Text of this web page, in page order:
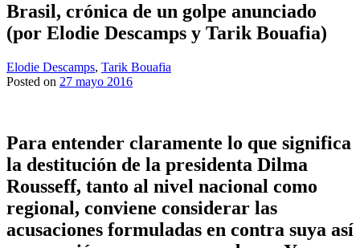
Brasil, crónica de un golpe anunciado
(por Elodie Descamps y Tarik Bouafia)
Elodie Descamps, Tarik Bouafia
Posted on 27 mayo 2016
Para entender claramente lo que significa
la destitución de la presidenta Dilma
Rousseff, tanto al nivel nacional como
regional, conviene considerar las
acusaciones formuladas en contra suya así